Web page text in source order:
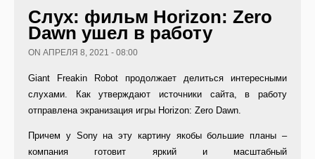
Слух: фильм Horizon: Zero
Dawn ушел в работу
ON АПРЕЛЯ 8, 2021 - 08:00
Giant Freakin Robot продолжает делиться интересными
слухами. Как утверждают источники сайта, в работу
отправлена экранизация игры Horizon: Zero Dawn.
Причем у Sony на эту картину якобы большие планы –
компания готовит яркий и масштабный